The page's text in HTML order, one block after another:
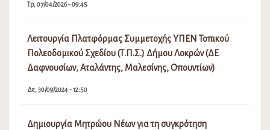
Τρ, 07/04/2026 - 09:45
Λειτουργία Πλατφόρμας Συμμετοχής ΥΠΕΝ Τοπικού
Πολεοδομικού Σχεδίου (Τ.Π.Σ.) Δήμου Λοκρών (ΔΕ
Δαφνουσίων, Αταλάντης, Μαλεσίνης, Οπουντίων)
Δε, 30/09/2024 - 12:50
Δημιουργία Μητρώου Νέων για τη συγκρότηση